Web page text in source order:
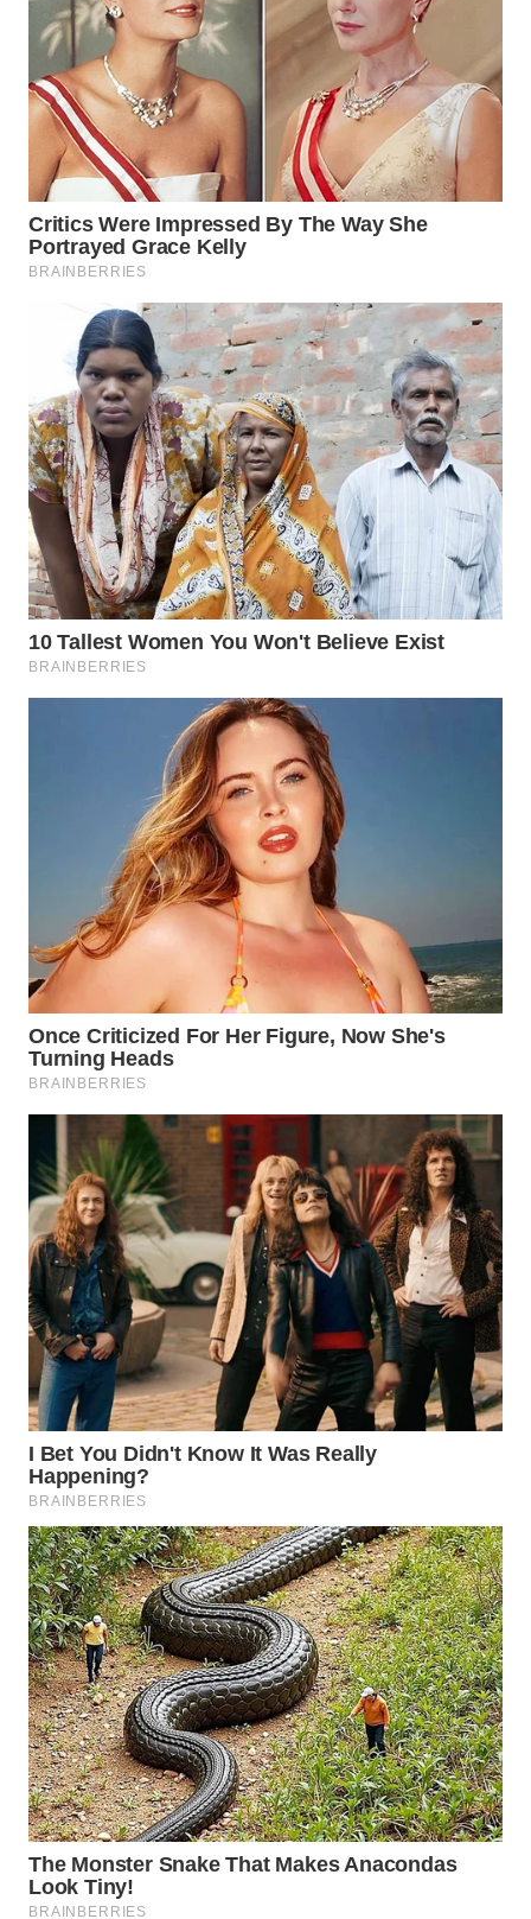
TINGGI
WN
PAKPAK
WN
KARAWANG
WN
BEKASI
WN
BOGOR
WN
DEPOK
WN
TAPANULI
UTARA
SAMOSIR
SUMEDANG
WN
CIANJUR
KEPULAUAN
SERIBU
WN
TANGERANG
WN
BINJAI
WN
CIREBON
WN
INDRAMAYU
WN
KUNINGAN
WN
MAJALENGKA
WN
SUBANG
WN
SUKABUMI
WN
PURWAKARTA
WN